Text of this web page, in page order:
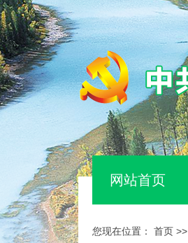
网站首页
您现在位置： 首页 >>